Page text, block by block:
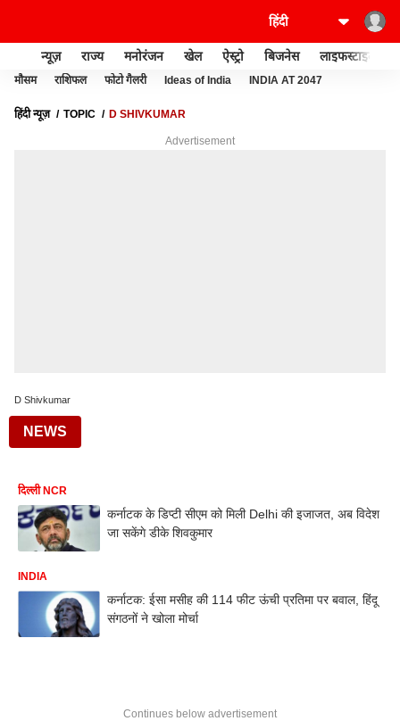
न्यूज़ राज्य मनोरंजन खेल ऐस्ट्रो बिजनेस लाइफस्टाइल
मौसम राशिफल फोटो गैलरी Ideas of India INDIA AT 2047
हिंदी न्यूज़ TOPIC D SHIVKUMAR
Advertisement
D Shivkumar
NEWS
दिल्ली NCR
कर्नाटक के डिप्टी सीएम को मिली Delhi की इजाजत, अब विदेश
जा सकेंगे डीके शिवकुमार
INDIA
कर्नाटक: ईसा मसीह की 114 फीट ऊंची प्रतिमा पर बवाल, हिंदू
संगठनों ने खोला मोर्चा
Continues below advertisement